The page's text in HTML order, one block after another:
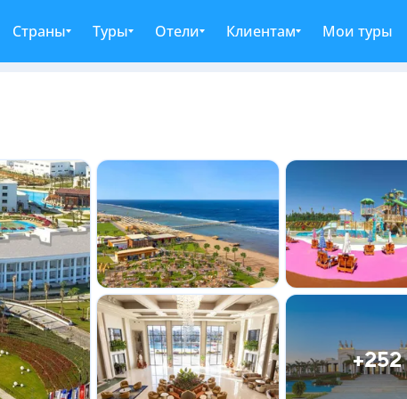
Страны Туры Отели Клиентам Мои туры
+252